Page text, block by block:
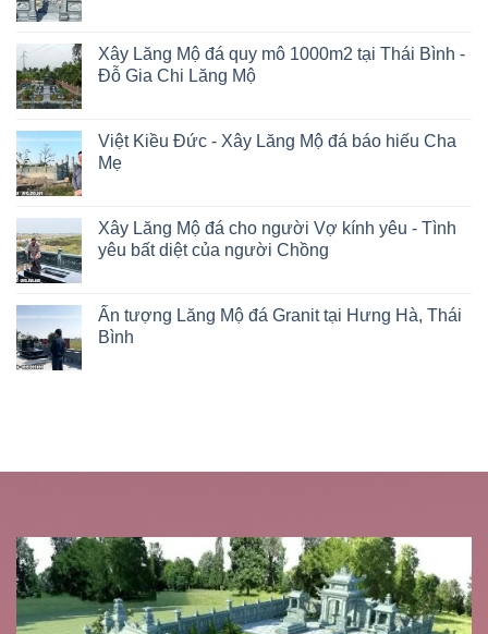
Xây Lăng Mộ đá quy mô 1000m2 tại Thái Bình -
Đỗ Gia Chi Lăng Mộ
Việt Kiều Đức - Xây Lăng Mộ đá báo hiếu Cha
Mẹ
Xây Lăng Mộ đá cho người Vợ kính yêu - Tình
yêu bất diệt của người Chồng
Ấn tượng Lăng Mộ đá Granit tại Hưng Hà, Thái
Bình